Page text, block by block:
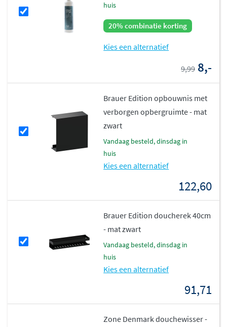
huis
20% combinatie korting
Kies een alternatief
9,99 8,-
Brauer Edition opbouwnis met
verborgen opbergruimte - mat
zwart
vandaag besteld, dinsdag in
huis
Kies een alternatief
122,60
Brauer Edition doucherek 40cm
- mat zwart
vandaag besteld, dinsdag in
huis
Kies een alternatief
91,71
Zone Denmark douchewisser -